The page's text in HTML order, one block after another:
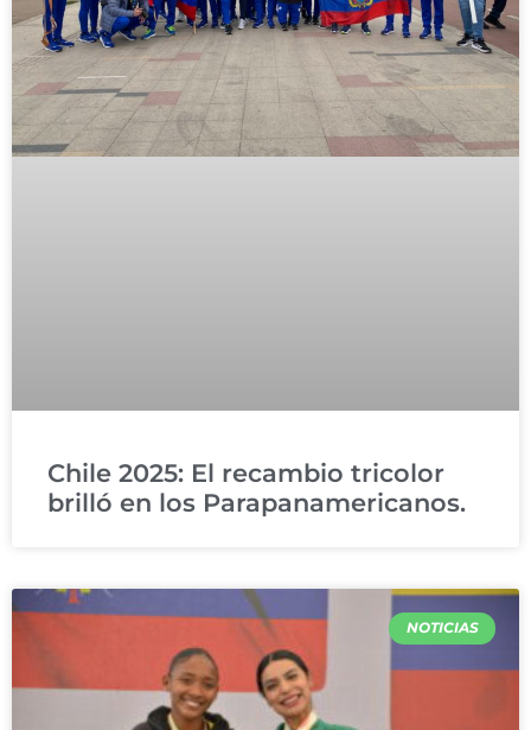
Chile 2025: El recambio tricolor
brilló en los Parapanamericanos.
NOTICIAS